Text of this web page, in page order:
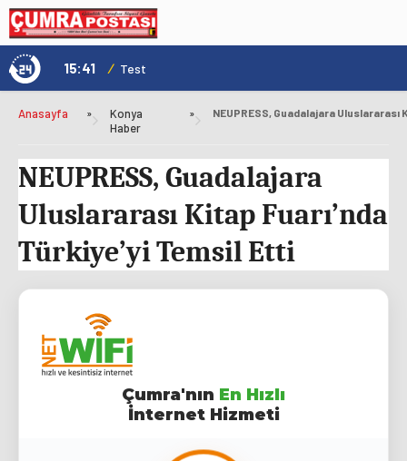
Genç Kültür Kart ile Konya'da Üniversite Yaşamı Daha Avantajlı 15:41 / Test
Anasayfa »
Konya
Haber
»
NEUPRESS, Guadalajara
Uluslararası Kitap Fuarı’nda
Türkiye’yi Temsil Etti
Çumra'nın En Hızlı
İnternet Hizmeti